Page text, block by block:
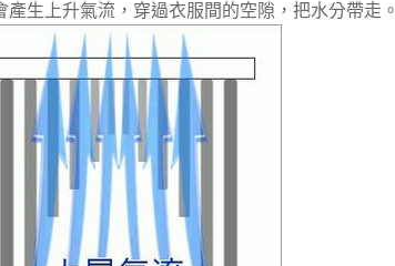
生上升氣流，穿過衣服間的空隙，把水分帶走。